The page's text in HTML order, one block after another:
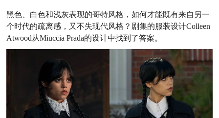
黑色、白色和浅灰表现的哥特风格，如何才能既有来自另一
个时代的疏离感，又不失现代风格？剧集的服装设计Colleen
Atwood从Miuccia Prada的设计中找到了答案。